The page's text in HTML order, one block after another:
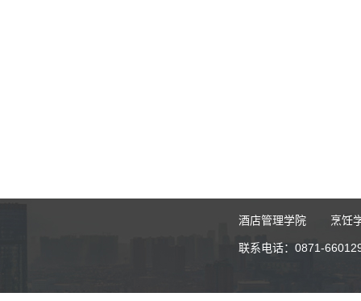
酒店管理学院 烹饪
联系电话：0871-